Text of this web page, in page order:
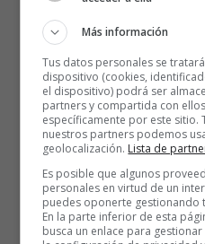
Más información
Tus datos personales se
dispositivo (cookies,
el dispositivo) podrá ser
partners y compartida con
específicamente por este sitio.
nuestros partners podemos
geolocalización. Lista de
Es posible que algunos
personales en virtud de un
puedes oponerte gestionando
En la parte inferior de esta
busca un enlace para